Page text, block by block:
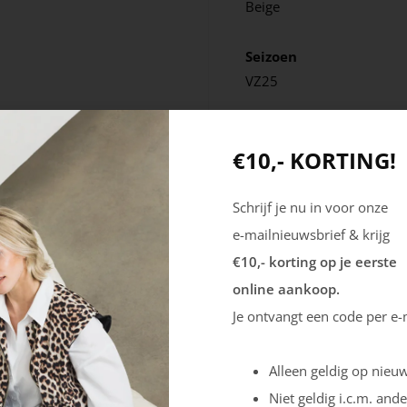
Beige
Seizoen
VZ25
€10,- KORTING!
Schrijf je nu in voor onze
e-mailnieuwsbrief & krijg
€10,- korting op je eerste
online aankoop.
Je ontvangt een code per
Alleen geldig op
Niet geldig i.c.m.